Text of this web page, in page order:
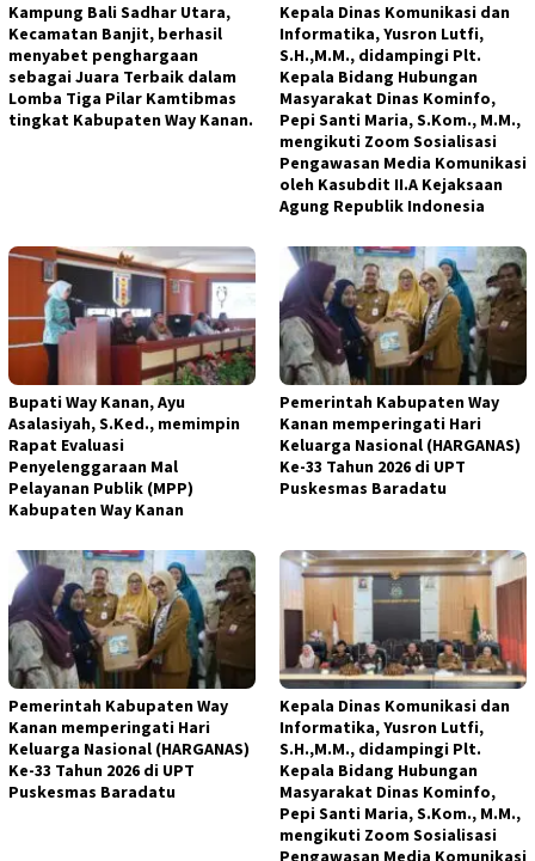
Kampung Bali Sadhar Utara,
Kecamatan Banjit, berhasil
menyabet penghargaan
sebagai Juara Terbaik dalam
Lomba Tiga Pilar Kamtibmas
tingkat Kabupaten Way Kanan.
Kepala Dinas Komunikasi dan
Informatika, Yusron Lutfi,
S.H.,M.M., didampingi Plt.
Kepala Bidang Hubungan
Masyarakat Dinas Kominfo,
Pepi Santi Maria, S.Kom., M.M.,
mengikuti Zoom Sosialisasi
Pengawasan Media Komunikasi
oleh Kasubdit II.A Kejaksaan
Agung Republik Indonesia
Bupati Way Kanan, Ayu
Asalasiyah, S.Ked., memimpin
Rapat Evaluasi
Penyelenggaraan Mal
Pelayanan Publik (MPP)
Kabupaten Way Kanan
Pemerintah Kabupaten Way
Kanan memperingati Hari
Keluarga Nasional (HARGANAS)
Ke-33 Tahun 2026 di UPT
Puskesmas Baradatu
Pemerintah Kabupaten Way
Kanan memperingati Hari
Keluarga Nasional (HARGANAS)
Ke-33 Tahun 2026 di UPT
Puskesmas Baradatu
Kepala Dinas Komunikasi dan
Informatika, Yusron Lutfi,
S.H.,M.M., didampingi Plt.
Kepala Bidang Hubungan
Masyarakat Dinas Kominfo,
Pepi Santi Maria, S.Kom., M.M.,
mengikuti Zoom Sosialisasi
Pengawasan Media Komunikasi